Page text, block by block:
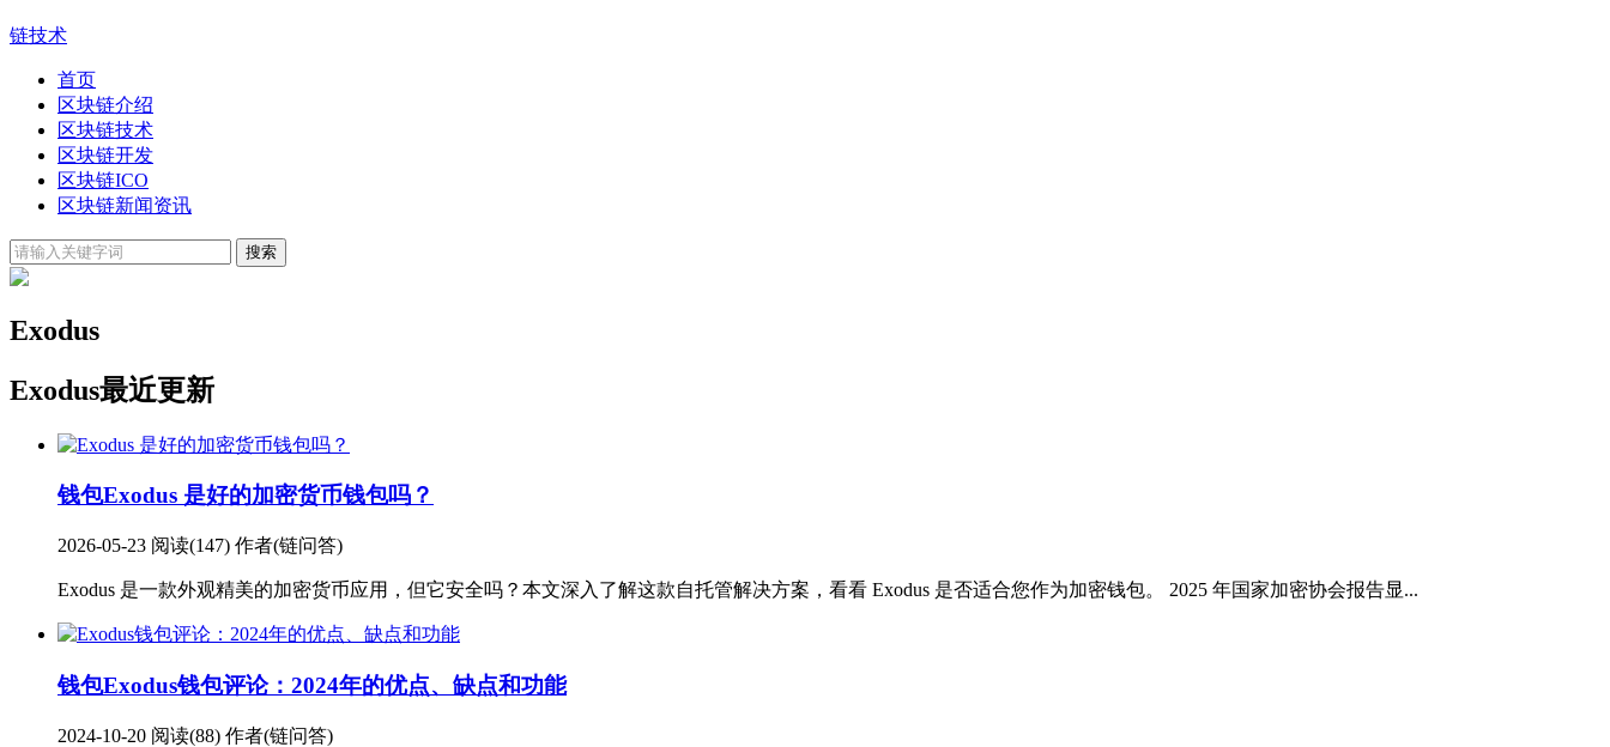
链技术
首页
区块链介绍
区块链技术
区块链开发
区块链ICO
区块链新闻资讯
Exodus
Exodus最近更新
钱包Exodus 是好的加密货币钱包吗？
2026-05-23 阅读(147) 作者(链问答)
Exodus 是一款外观精美的加密货币应用，但它安全吗？本文深入了解这款自托管解决方案，看看 Exodus 是否适合您作为加密钱包。 2025 年国家加密协会报告显...
钱包Exodus钱包评论：2024年的优点、缺点和功能
2024-10-20 阅读(88) 作者(链问答)